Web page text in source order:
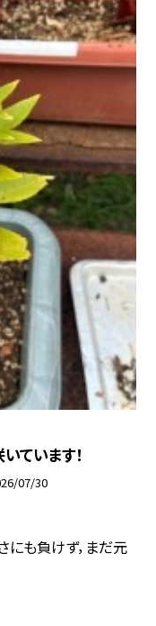
ています！
07/30
にも負けず，まだ元